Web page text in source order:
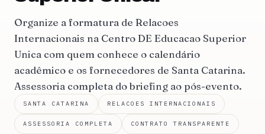
Organize a formatura de Relacoes
Internacionais na Centro DE Educacao Superior
Unica com quem conhece o calendário
acadêmico e os fornecedores de Santa Catarina.
Assessoria completa do briefing ao pós-evento.
SANTA CATARINA RELACOES INTERNACIONAIS
ASSESSORIA COMPLETA CONTRATO TRANSPARENTE